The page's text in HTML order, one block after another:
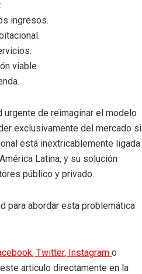
ingresos.
viable.
de reimaginar el modelo
exclusivamente del mercado si
está inextricablemente ligada
Latina, y su solución
público y privado.
para abordar esta problemática
Twitter, Instagram o
articulo directamente en la